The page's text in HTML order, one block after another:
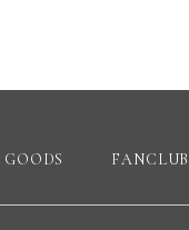
GOODS FANCLUB